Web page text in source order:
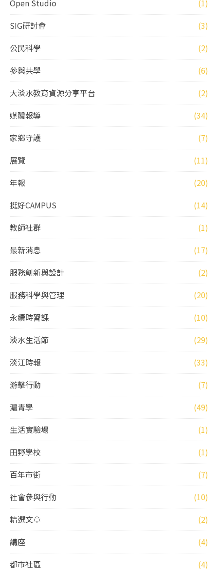
Open Studio
(1)
SIG研討會
(3)
公民科學
(2)
參與共學
(6)
大淡水教育資源分享平台
(2)
媒體報導
(34)
家鄉守護
(7)
展覽
(11)
年報
(20)
挺好CAMPUS
(14)
教師社群
(1)
最新消息
(17)
服務創新與設計
(2)
服務科學與管理
(20)
永續時習課
(10)
淡水生活節
(29)
淡江時報
(33)
游擊行動
(7)
滬青學
(49)
生活實驗場
(1)
田野學校
(1)
百年市街
(7)
社會參與行動
(10)
精選文章
(2)
講座
(4)
都市社區
(4)